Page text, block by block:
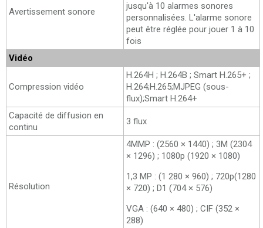
Avertissement sonore
jusqu'à 10 alarmes sonores
personnalisées. L'alarme sonore
peut être réglée pour jouer 1 à 10
fois
Vidéo
Compression vidéo
H.264H ; H.264B ; Smart H.265+ ;
H.264;H.265;MJPEG (sous-
flux);Smart H.264+
Capacité de diffusion en
continu
3 flux
Résolution
4MMP : (2560 × 1440) ; 3M (2304
× 1296) ; 1080p (1920 × 1080)
1,3 MP : (1 280 × 960) ; 720p(1280
× 720) ; D1 (704 × 576)
VGA : (640 × 480) ; CIF (352 ×
288)